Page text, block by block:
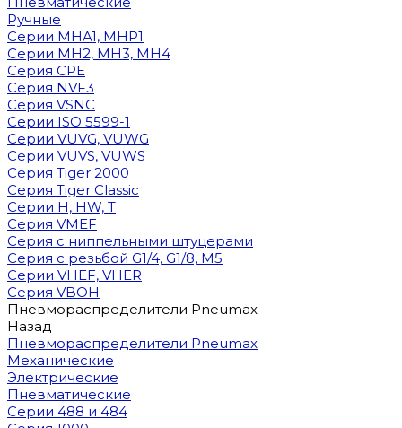
Ручные
Cерии MHA1, MHP1
Cерии MH2, MH3, MH4
Cерия CPE
Серия NVF3
Серия VSNC
Серии ISO 5599-1
Серии VUVG, VUWG
Серии VUVS, VUWS
Серия Tiger 2000
Серия Tiger Classic
Серии H, HW, T
Серия VMEF
Серия с ниппельными штуцерами
Серия с резьбой G1/4, G1/8, М5
Серии VHEF, VHER
Серия VBOH
Пневмораспределители Pneumax
Назад
Пневмораспределители Pneumax
Механические
Электрические
Пневматические
Серии 488 и 484